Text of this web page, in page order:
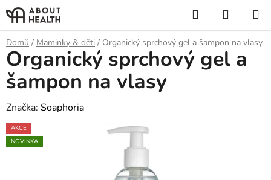
Přejít
na
obsah
Hledat
KOŠÍK
Domů / Maminky & děti / Organický sprchový gel a šampon na vlasy
Organický sprchový gel a
šampon na vlasy
Značka: Soaphoria
AKCE
NOVINKA